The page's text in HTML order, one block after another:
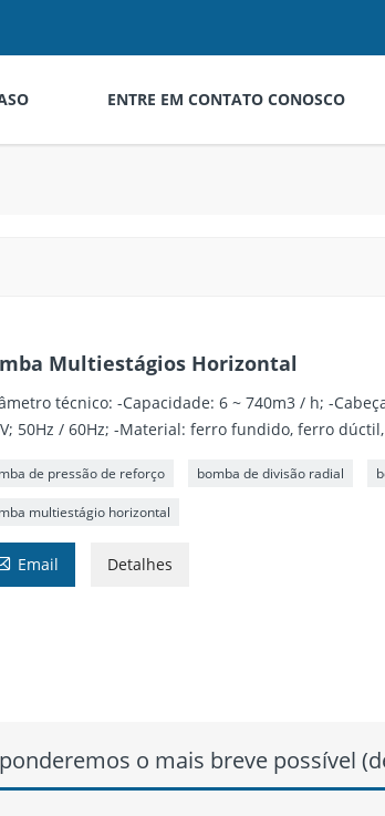
ENTRE EM CONTATO CONOSCO
Multiestágios Horizontal
técnico: -Capacidade: 6 ~ 740m3 / h; -
50Hz / 60Hz; -Material: ferro fundido, ferro dúctil,
de pressão de reforço bomba de divisão radial
multiestágio horizontal
Email Detalhes
o mais breve possível